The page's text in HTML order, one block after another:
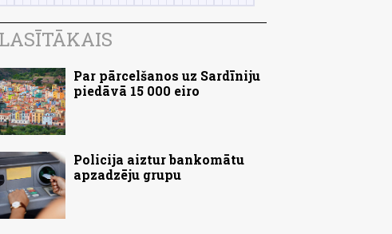
LASĪTĀKAIS
Par pārcelšanos uz Sardīniju
piedāvā 15 000 eiro
Policija aiztur bankomātu
apzadzēju grupu